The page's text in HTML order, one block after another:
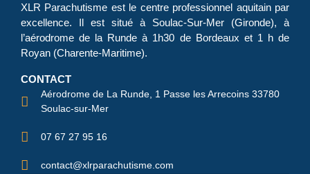
XLR Parachutisme est le centre professionnel aquitain par
excellence. Il est situé à Soulac-Sur-Mer (Gironde), à
l’aérodrome de la Runde à 1h30 de Bordeaux et 1 h de
Royan (Charente-Maritime).
CONTACT
Aérodrome de La Runde, 1 Passe les Arrecoins 33780
Soulac-sur-Mer
07 67 27 95 16
contact@xlrparachutisme.com